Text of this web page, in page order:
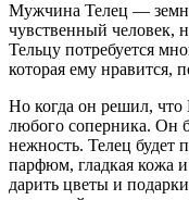
Мужчина Телец —
чувственный человек,
Тельцу потребуется
которая ему нравится,
Но когда он решил,
любого соперника. Он
нежность. Телец будет
парфюм, гладкая кожа
дарить цветы и